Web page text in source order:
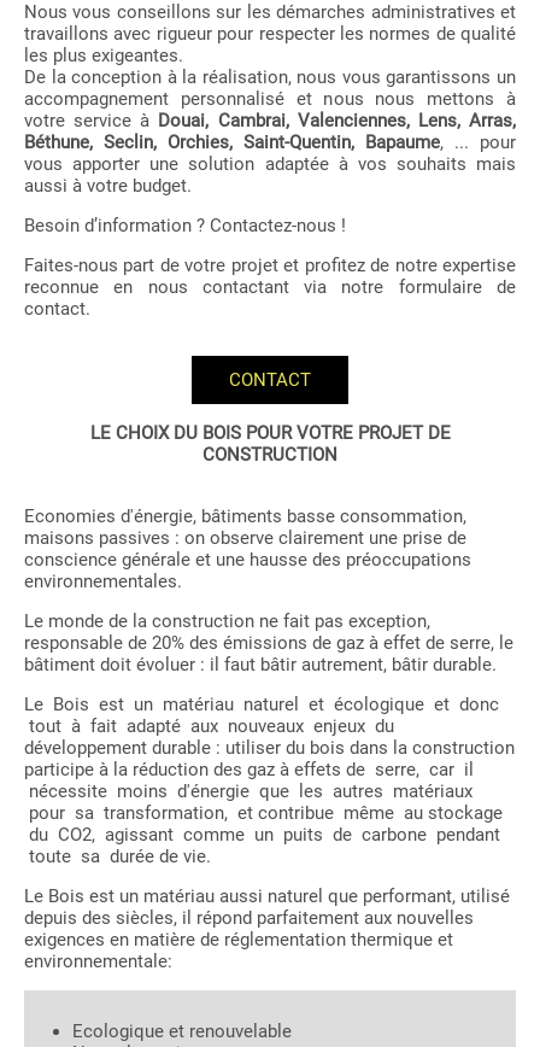
Nous vous conseillons sur les démarches administratives et
travaillons avec rigueur pour respecter les normes de qualité
les plus exigeantes.
De la conception à la réalisation, nous vous garantissons un
accompagnement personnalisé et nous nous mettons à
votre service à Douai, Cambrai, Valenciennes, Lens, Arras,
Béthune, Seclin, Orchies, Saint-Quentin, Bapaume, ... pour
vous apporter une solution adaptée à vos souhaits mais
aussi à votre budget.
Besoin d’information ? Contactez-nous !
Faites-nous part de votre projet et profitez de notre expertise
reconnue en nous contactant via notre formulaire de
contact.
CONTACT
LE CHOIX DU BOIS POUR VOTRE PROJET DE
CONSTRUCTION
Economies d'énergie, bâtiments basse consommation,
maisons passives : on observe clairement une prise de
conscience générale et une hausse des préoccupations
environnementales.
Le monde de la construction ne fait pas exception,
responsable de 20% des émissions de gaz à effet de serre, le
bâtiment doit évoluer : il faut bâtir autrement, bâtir durable.
Le Bois est un matériau naturel et écologique et donc
tout à fait adapté aux nouveaux enjeux du
développement durable : utiliser du bois dans la construction
participe à la réduction des gaz à effets de serre, car il
nécessite moins d'énergie que les autres matériaux
pour sa transformation, et contribue même au stockage
du CO2, agissant comme un puits de carbone pendant
toute sa durée de vie.
Le Bois est un matériau aussi naturel que performant, utilisé
depuis des siècles, il répond parfaitement aux nouvelles
exigences en matière de réglementation thermique et
environnementale:
Ecologique et renouvelable